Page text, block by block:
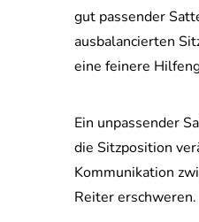
gut passender
ausbalancierten
eine feinere
Ein unpassender
die Sitzposition
Kommunikation
Reiter erschweren.